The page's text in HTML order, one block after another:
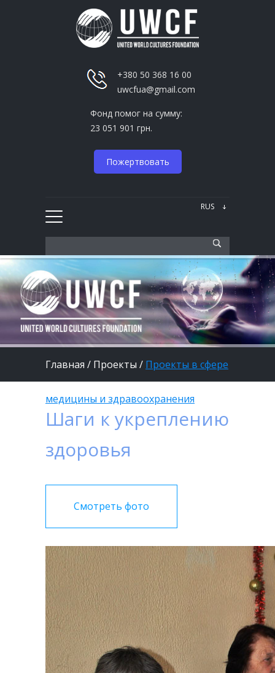
+380 50 368 16 00
uwcfua@gmail.com
Фонд помог на сумму:
23 051 901 грн.
Пожертвовать
Главная / Проекты / Проекты в сфере
медицины и здравоохранения
Шаги к укреплению
здоровья
Смотреть фото